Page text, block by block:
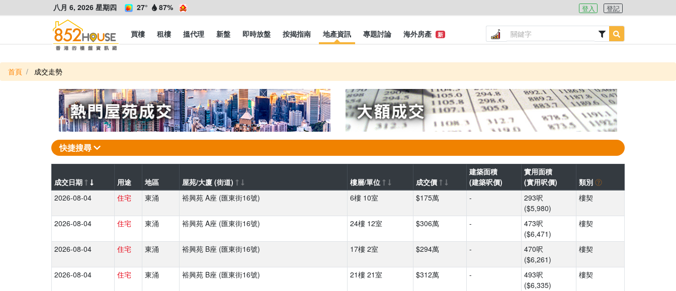
八月 6, 2026 星期四 27° 87% 登入 登記
買樓 租樓 搵代理 新盤 即時放盤 按揭指南 地產資訊 專題討論 海外房產 新
首頁 成交走勢
快捷搜尋
成交日期 用途 地區 屋苑/大廈 (街道) 樓層/單位 成交價
建築面積
(建築呎價)
實用面積
(實用呎價)
類別
2026-08-04
住宅 東涌 裕興苑 A座 (匯東街16號) 6樓 10室 $175萬 -
293呎
($5,980)
樓契
2026-08-04 住宅 東涌 裕興苑 A座 (匯東街16號) 24樓 12室 $306萬 -
473呎
($6,471)
樓契
2026-08-04 住宅 東涌 裕興苑 B座 (匯東街16號) 17樓 2室 $294萬 -
470呎
($6,261)
樓契
2026-08-04 住宅 東涌 裕興苑 B座 (匯東街16號) 21樓 21室 $312萬 -
493呎
($6,335)
樓契